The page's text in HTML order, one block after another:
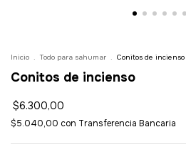
Inicio . Todo para sahumar . Conitos de incienso
Conitos de incienso
$6.300,00
$5.040,00 con Transferencia Bancaria